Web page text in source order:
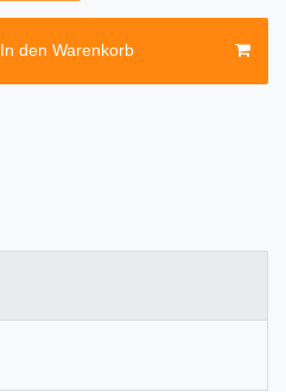
In den Warenkorb